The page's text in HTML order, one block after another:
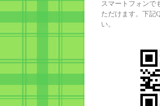
スマートフォンで
ただけます。下記
い。